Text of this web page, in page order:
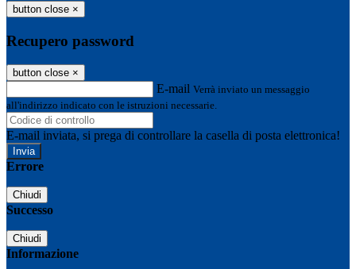
button close ×
Recupero password
button close ×
E-mail Verrà inviato un messaggio
all'indirizzo indicato con le istruzioni necessarie.
E-mail inviata, si prega di controllare la casella di posta elettronica!
Errore
Chiudi
Successo
Chiudi
Informazione